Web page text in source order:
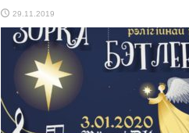
29.11.2019